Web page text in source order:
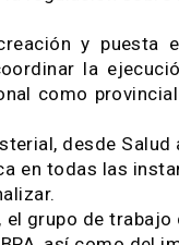
función de
el
la
proceder a
sus
a la regulación